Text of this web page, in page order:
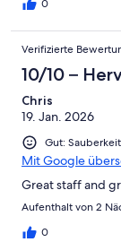
0
Verifizierte
10/10 –
Chris
19. Jan. 2026
Gut:
Mit Google
Great staff and
Aufenthalt von 2
0